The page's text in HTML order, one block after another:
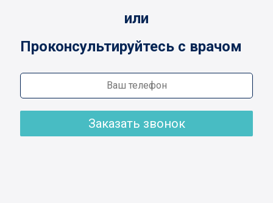
или
Проконсультируйтесь с врачом
Заказать звонок